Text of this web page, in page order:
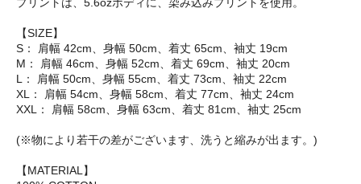
【SIZE】
S： 肩幅 42cm、身幅 50cm、着丈 65cm、袖丈 19cm
M： 肩幅 46cm、身幅 52cm、着丈 69cm、袖丈 20cm
L： 肩幅 50cm、身幅 55cm、着丈 73cm、袖丈 22cm
XL： 肩幅 54cm、身幅 58cm、着丈 77cm、袖丈 24cm
XXL： 肩幅 58cm、身幅 63cm、着丈 81cm、袖丈 25cm
(※物により若干の差がございます、洗うと縮みが出ます。)
【MATERIAL】